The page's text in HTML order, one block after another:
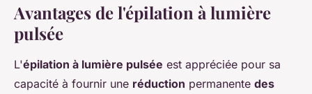
Avantages de l'épilation à lumière
pulsée
L'épilation à lumière pulsée est appréciée pour sa
capacité à fournir une réduction permanente des